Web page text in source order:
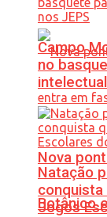
Nova
Botânico
Campo
no
Natação
Jogos